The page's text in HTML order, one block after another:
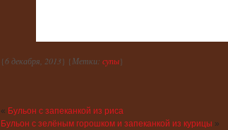
{6 декабря, 2013} {Метки: супы}
« Бульон с запеканкой из риса
Бульон с зелёным горошком и запеканкой из курицы »